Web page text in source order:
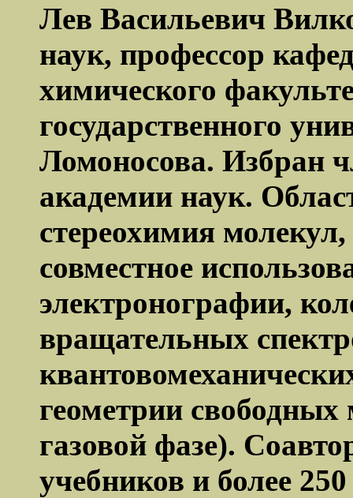
Лев Васильевич
наук, профессор
химического
государственного
Ломоносова. Избран
академии наук.
стереохимия
совместное
электронографии,
вращательных
геометрии
газовой фазе).
учебников и более 250